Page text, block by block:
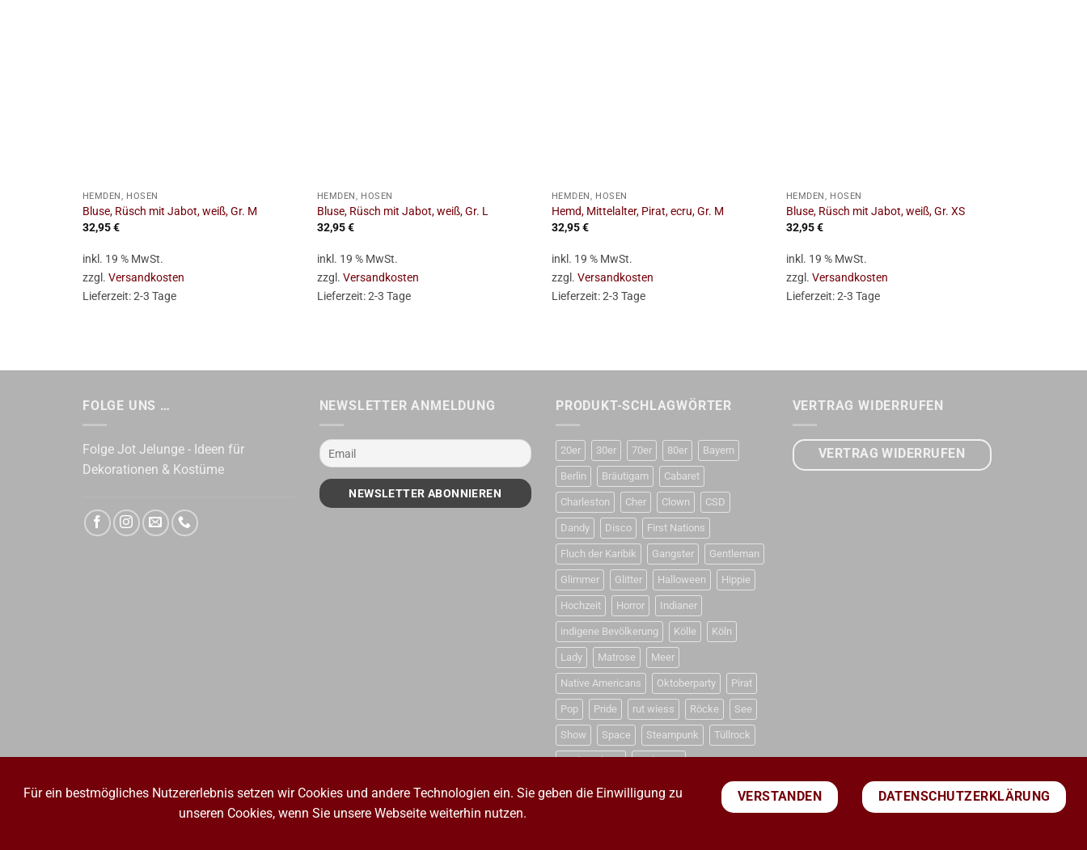
HEMDEN, HOSEN
Bluse, Rüsch mit Jabot, weiß, Gr. M
32,95€
inkl. 19 % MwSt.
zzgl. Versandkosten
Lieferzeit:2-3 Tage
HEMDEN, HOSEN
Bluse, Rüsch mit Jabot, weiß, Gr. L
32,95€
inkl. 19 % MwSt.
zzgl. Versandkosten
Lieferzeit:2-3 Tage
HEMDEN, HOSEN
Hemd, Mittelalter, Pirat, ecru, Gr. M
32,95€
inkl. 19 % MwSt.
zzgl. Versandkosten
Lieferzeit:2-3 Tage
HEMDEN, HOSEN
Bluse, Rüsch mit Jabot, weiß, Gr. XS
32,95€
inkl. 19 % MwSt.
zzgl. Versandkosten
Lieferzeit:2-3 Tage
FOLGE UNS …
Folge Jot Jelunge - Ideen für
Dekorationen & Kostüme
NEWSLETTER ANMELDUNG PRODUKT-SCHLAGWÖRTER
20er 30er 70er 80er Bayern
Berlin Bräutigam Cabaret
Charleston Cher Clown CSD
Dandy Disco First Nations
Fluch der Karibik Gangster Gentleman
Glimmer Glitter Halloween Hippie
Hochzeit Horror Indianer
indigene Bevölkerung Kölle Köln
Lady Matrose Meer
Native Americans Oktoberparty Pirat
Pop Pride rut wiess Röcke See
Show Space Steampunk Tüllrock
Weihnachten Weltraum
VERTRAG WIDERRUFEN
VERTRAG WIDERRUFEN
Für ein bestmögliches Nutzererlebnis setzen wir Cookies und andere Technologien ein. Sie geben die Einwilligung zu
unseren Cookies, wenn Sie unsere Webseite weiterhin nutzen.
VERSTANDEN DATENSCHUTZERKLÄRUNG